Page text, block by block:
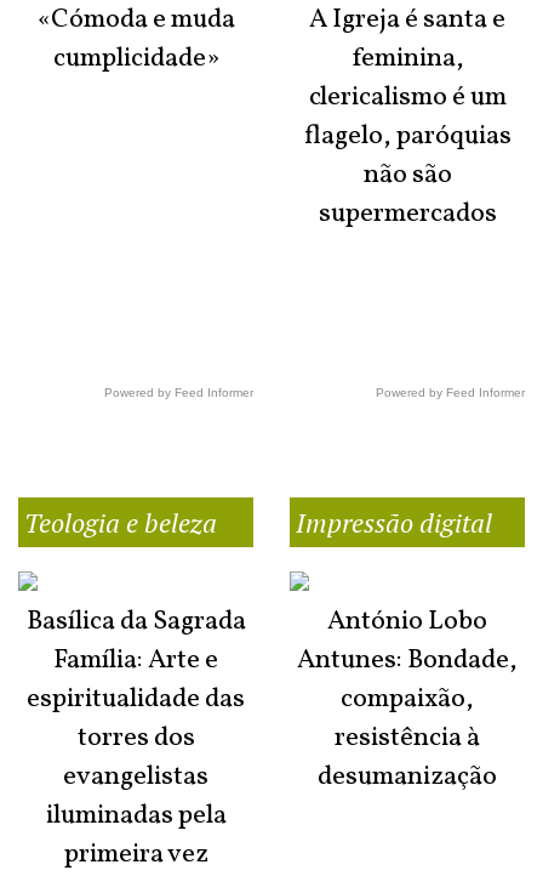
«Cómoda e muda
cumplicidade»
Powered by Feed Informer
A Igreja é santa e
feminina,
clericalismo é um
flagelo, paróquias
não são
supermercados
Powered by Feed Informer
Teologia e beleza
Basílica da Sagrada
Família: Arte e
espiritualidade das
torres dos
evangelistas
iluminadas pela
primeira vez
Impressão digital
António Lobo
Antunes: Bondade,
compaixão,
resistência à
desumanização